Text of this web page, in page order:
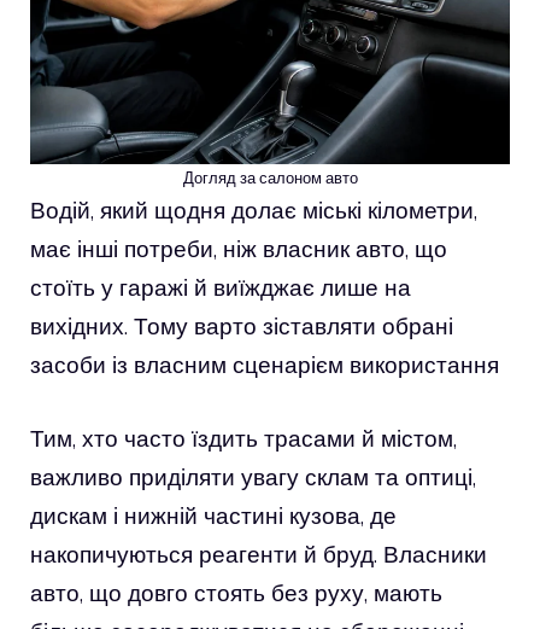
Догляд за салоном авто
Водій, який щодня долає міські кілометри,
має інші потреби, ніж власник авто, що
стоїть у гаражі й виїжджає лише на
вихідних. Тому варто зіставляти обрані
засоби із власним сценарієм використання
Тим, хто часто їздить трасами й містом,
важливо приділяти увагу склам та оптиці,
дискам і нижній частині кузова, де
накопичуються реагенти й бруд. Власники
авто, що довго стоять без руху, мають